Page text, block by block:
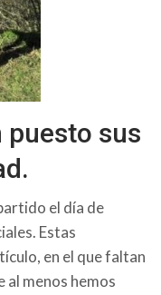
puesto sus
el día de
Estas
en el que faltan
al menos hemos